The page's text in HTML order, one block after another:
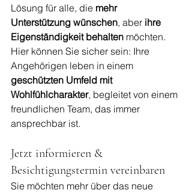
Lösung für alle, die mehr
Unterstützung wünschen, aber ihre
Eigenständigkeit behalten möchten.
Hier können Sie sicher sein: Ihre
Angehörigen leben in einem
geschützten Umfeld mit
Wohlfühlcharakter, begleitet von einem
freundlichen Team, das immer
ansprechbar ist.
Jetzt informieren &
Besichtigungstermin vereinbaren
Sie möchten mehr über das neue